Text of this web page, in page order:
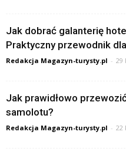
Jak dobrać galanterię
Praktyczny przewodnik
Redakcja Magazyn-turysty.pl - 29
Jak prawidłowo
samolotu?
Redakcja Magazyn-turysty.pl - 22